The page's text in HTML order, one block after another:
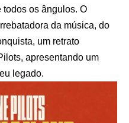
os ângulos. O
da música, do
um retrato
apresentando um
legado.